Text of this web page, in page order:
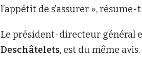
l’appétit de s’assurer »,
Le président-directeur général
Deschâtelets, est du même